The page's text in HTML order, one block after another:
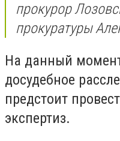
прокурор
прокуратуры
На данный
досудебное
предстоит
экспертиз.